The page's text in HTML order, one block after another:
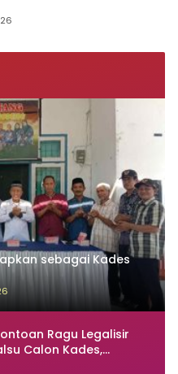
sebagai Kades
Ragu Legalisir
Calon Kades,
Ke Polisi